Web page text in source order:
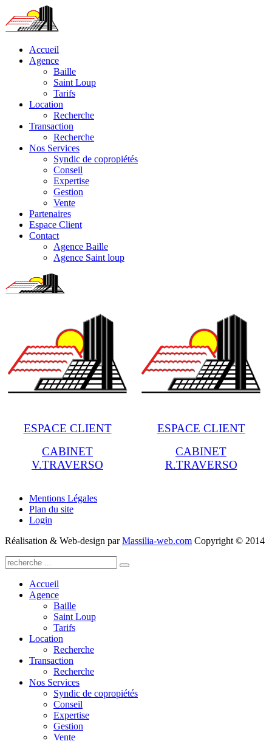
Accueil
Agence
Baille
Saint Loup
Tarifs
Location
Recherche
Transaction
Recherche
Nos Services
Syndic de copropiétés
Conseil
Expertise
Gestion
Vente
Partenaires
Espace Client
Contact
Agence Baille
Agence Saint loup
ESPACE CLIENT
CABINET
V.TRAVERSO
ESPACE CLIENT
CABINET
R.TRAVERSO
Mentions Légales
Plan du site
Login
Réalisation & Web-design parMassilia-web.com Copyright © 2014
Accueil
Agence
Baille
Saint Loup
Tarifs
Location
Recherche
Transaction
Recherche
Nos Services
Syndic de copropiétés
Conseil
Expertise
Gestion
Vente